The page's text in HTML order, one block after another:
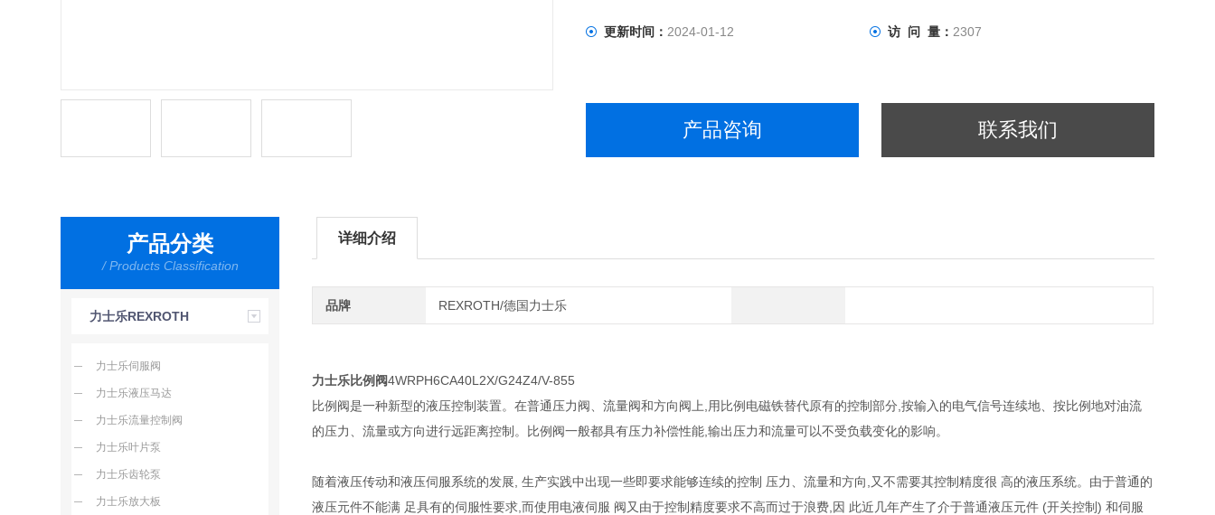
更新时间： 2024-01-12 访 问 量： 2307
产品咨询 联系我们
产品分类
/ Products Classification
力士乐REXROTH
力士乐伺服阀
力士乐液压马达
力士乐流量控制阀
力士乐叶片泵
力士乐齿轮泵
力士乐放大板
详细介绍
品牌 REXROTH/德国力士乐
力士乐比例阀4WRPH6CA40L2X/G24Z4/V-855
比例阀是一种新型的液压控制装置。在普通压力阀、流量阀和方向阀上,用比例电磁铁替代原有的控制部分,按输入的电气信号连续地、按比例地对油流
的压力、流量或方向进行远距离控制。比例阀一般都具有压力补偿性能,输出压力和流量可以不受负载变化的影响。
随着液压传动和液压伺服系统的发展, 生产实践中出现一些即要求能够连续的控制 压力、流量和方向,又不需要其控制精度很 高的液压系统。由于普通的
液压元件不能满 足具有的伺服性要求,而使用电液伺服 阀又由于控制精度要求不高而过于浪费,因 此近几年产生了介于普通液压元件 (开关控制) 和伺服